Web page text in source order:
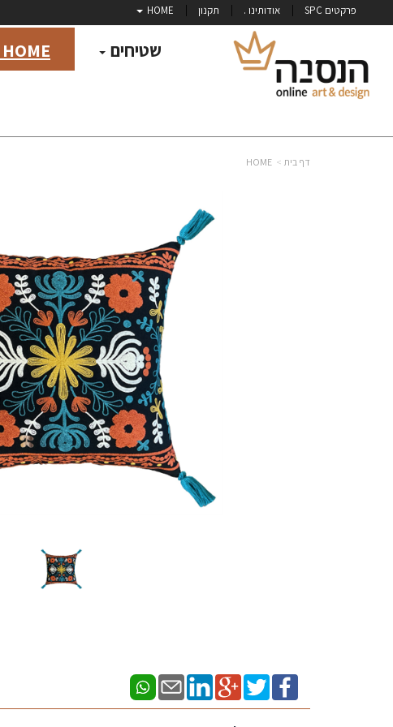
פרקטים SPC אודותינו . תקנון HOME
שטיחים HOME
דף בית HOME